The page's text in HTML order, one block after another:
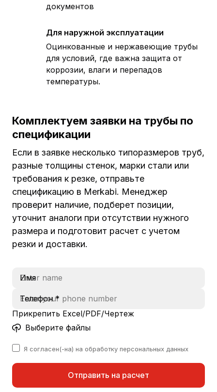
документов
Для наружной эксплуатации
Оцинкованные и нержавеющие трубы
для условий, где важна защита от
коррозии, влаги и перепадов
температуры.
Комплектуем заявки на трубы по
спецификации
Если в заявке несколько типоразмеров труб,
разные толщины стенок, марки стали или
требования к резке, отправьте
спецификацию в Merkabi. Менеджер
проверит наличие, подберет позиции,
уточнит аналоги при отсутствии нужного
размера и подготовит расчет с учетом
резки и доставки.
Имя
Телефон *
Прикрепить Excel/PDF/Чертеж
Выберите файлы
Отправить на расчет
Я согласен(-на) на обработку персональных данных